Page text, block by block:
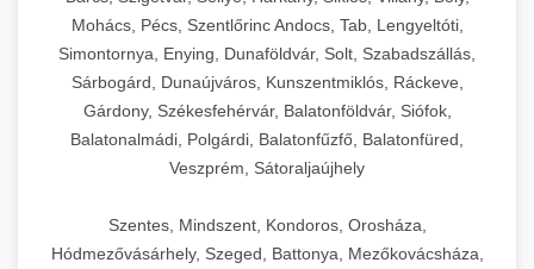
Mohács, Pécs, Szentlőrinc Andocs, Tab, Lengyeltóti,
Simontornya, Enying, Dunaföldvár, Solt, Szabadszállás,
Sárbogárd, Dunaújváros, Kunszentmiklós, Ráckeve,
Gárdony, Székesfehérvár, Balatonföldvár, Siófok,
Balatonalmádi, Polgárdi, Balatonfűzfő, Balatonfüred,
Veszprém, Sátoraljaújhely
Szentes, Mindszent, Kondoros, Orosháza,
Hódmezővásárhely, Szeged, Battonya, Mezőkovácsháza,